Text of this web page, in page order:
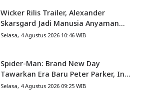
Wicker Rilis Trailer, Alexander
Skarsgard Jadi Manusia Anyaman
Jerami dalam Romansa Paling
Selasa, 4 Agustus 2026 10:46 WIB
Spider-Man: Brand New Day
Tawarkan Era Baru Peter Parker, Ini
8 Fakta Menarik yang Wajib
Selasa, 4 Agustus 2026 09:25 WIB